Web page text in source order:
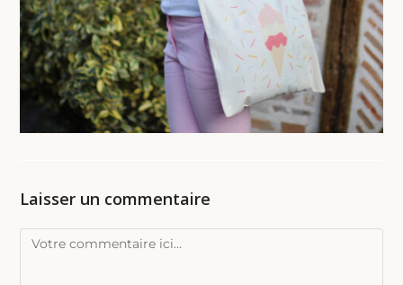
Laisser un commentaire